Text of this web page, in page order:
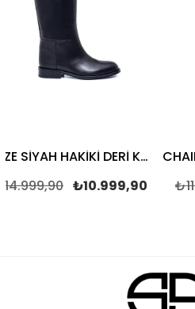
HAZE SİYAH HAKİKİ DERİ Kadın DÜZ ÇİZME
₺10.999,90
₺11.999,90